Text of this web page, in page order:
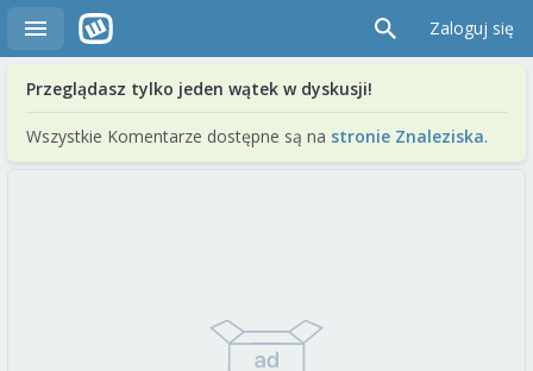
Zaloguj się
Przeglądasz tylko jeden wątek w dyskusji!
Wszystkie Komentarze dostępne są na stronie Znaleziska.